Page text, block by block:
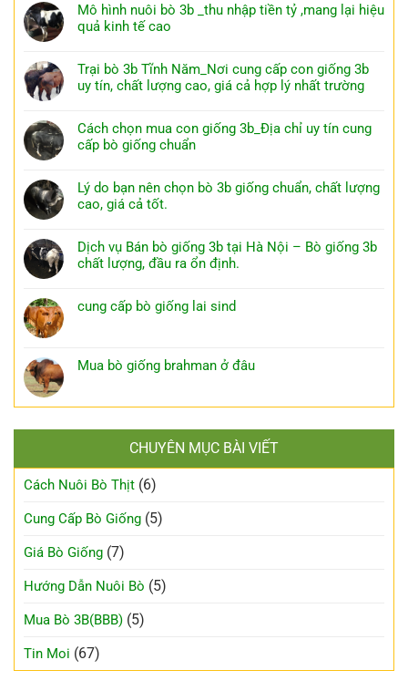
Mô hình nuôi bò 3b _thu nhập tiền tỷ ,mang lại hiệu
quả kinh tế cao
Trại bò 3b Tĩnh Năm_Nơi cung cấp con giống 3b
uy tín, chất lượng cao, giá cả hợp lý nhất trường
Cách chọn mua con giống 3b_Địa chỉ uy tín cung
cấp bò giống chuẩn
Lý do bạn nên chọn bò 3b giống chuẩn, chất lượng
cao, giá cả tốt.
Dịch vụ Bán bò giống 3b tại Hà Nội – Bò giống 3b
chất lượng, đầu ra ổn định.
cung cấp bò giống lai sind
Mua bò giống brahman ở đâu
CHUYÊN MỤC BÀI VIẾT
Cách Nuôi Bò Thịt (6)
Cung Cấp Bò Giống (5)
Giá Bò Giống (7)
Hướng Dẫn Nuôi Bò (5)
Mua Bò 3B(BBB) (5)
Tin Moi (67)